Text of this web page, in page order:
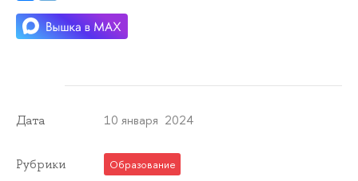
Дата 10 января 2024
Рубрики Образование